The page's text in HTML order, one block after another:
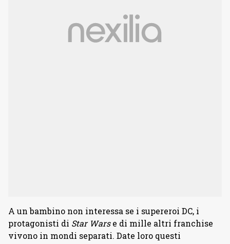
A un bambino non interessa se i supereroi DC, i
protagonisti di Star Warse di mille altri franchise
vivono in mondi separati. Date loro questi